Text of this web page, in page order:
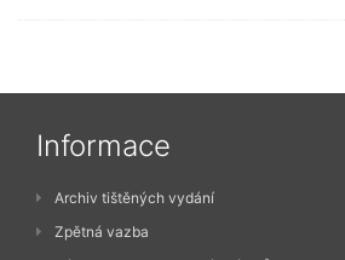
Informace
Archiv tištěných vydání
Zpětná vazba